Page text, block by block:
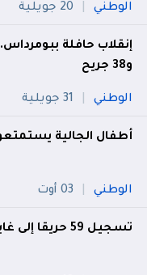
الوطني 20 جويلية
و38 جريح
الوطني 31 جويلية
أطفال الجالية
الوطني 03 أوت
تسجيل 59 حريقا إلى غاية الساعة الواحدة زوالًا